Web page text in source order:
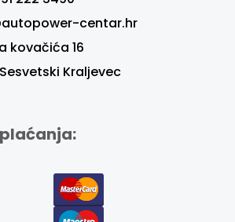
centar.hr
kovačića 16
Sesvetski Kraljevec